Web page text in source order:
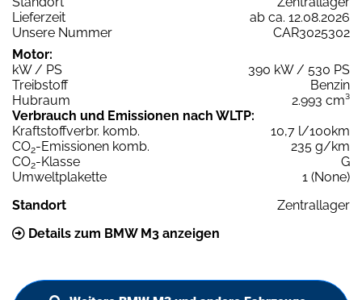
Lieferzeit
ab ca. 12.08.2026
Unsere Nummer
CAR3025302
Motor:
kW / PS
390 kW / 530 PS
Treibstoff
Benzin
Hubraum
2.993 cm³
Verbrauch und Emissionen nach WLTP:
Kraftstoffverbr. komb.
10,7 l/100km
CO2-Emissionen komb.
235 g/km
CO2-Klasse
G
Umweltplakette
1 (None)
Standort
Zentrallager
Details zum BMW M3 anzeigen